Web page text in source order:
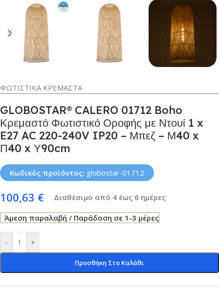
ΦΩΤΙΣΤΙΚΑ ΚΡΕΜΑΣΤΑ
GLOBOSTAR® CALERO 01712 Boho
Κρεμαστό Φωτιστικό Οροφής με Ντουί 1 x
E27 AC 220-240V IP20 – Μπεζ – Μ40 x
Π40 x Υ90cm
Κωδικός προϊόντος: globostar-01712
100,63 € Διαθέσιμο από 4 έως 6 ημέρες
Άμεση παραλαβή / Παράδοση σε 1-3 μέρες
- +
Προσθήκη Στο Καλάθι